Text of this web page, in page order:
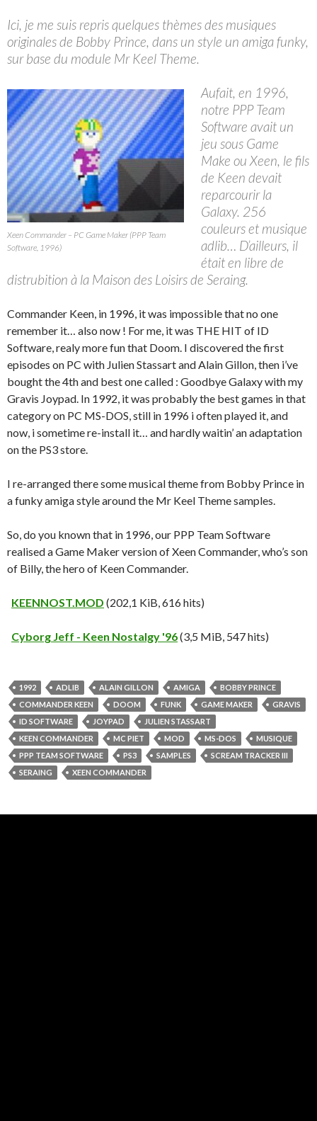
Ici, je me suis repris quelques thèmes des musiques
originales de Bobby Prince, dans un style un amiga funky,
sur base du module Mr Keel Theme.
Xeen Commander – PC Game Maker (PPP Team
Software, 1996)
Aufait, en 1996,
notre PPP Team
Software avait un
jeu sous Game
Make ou Xeen, le fils
de Keen devait
reparcourir la
Galaxy. 256
couleurs et musique
adlib… D’ailleurs, il
était en libre de
distrubition à la Maison des Loisirs de Seraing.
Commander Keen, in 1996, it was impossible that no one
remember it… also now ! For me, it was THE HIT of ID
Software, realy more fun that Doom. I discovered the first
episodes on PC with Julien Stassart and Alain Gillon, then i’ve
bought the 4th and best one called : Goodbye Galaxy with my
Gravis Joypad. In 1992, it was probably the best games in that
category on PC MS-DOS, still in 1996 i often played it, and
now, i sometime re-install it… and hardly waitin’ an adaptation
on the PS3 store.
I re-arranged there some musical theme from Bobby Prince in
a funky amiga style around the Mr Keel Theme samples.
So, do you known that in 1996, our PPP Team Software
realised a Game Maker version of Xeen Commander, who’s son
of Billy, the hero of Keen Commander.
KEENNOST.MOD (202,1 KiB, 616 hits)
Cyborg Jeff - Keen Nostalgy '96(3,5 MiB, 547 hits)
1992 ADLIB ALAIN GILLON AMIGA
BOBBY PRINCE
COMMANDER KEEN
DOOM FUNK GAME MAKER
GRAVIS
ID SOFTWARE
JOYPAD
JULIEN STASSART
KEEN COMMANDER
MC PIET MOD MS-DOS
MUSIQUE
PPP TEAM SOFTWARE
PS3 SAMPLES
SCREAM TRACKER III
SERAING
XEEN COMMANDER